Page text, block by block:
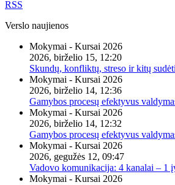
RSS
Verslo naujienos
Mokymai - Kursai 2026
2026, birželio 15, 12:20
Skundų, konfliktų, streso ir kitų
Mokymai - Kursai 2026
2026, birželio 14, 12:36
Gamybos procesų efektyvus
Mokymai - Kursai 2026
2026, birželio 14, 12:32
Gamybos procesų efektyvus
Mokymai - Kursai 2026
2026, gegužės 12, 09:47
Vadovo komunikacija: 4 kanalai – 1
Mokymai - Kursai 2026